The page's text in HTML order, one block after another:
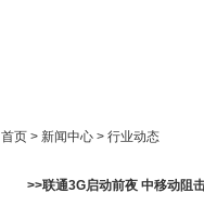
首页 > 新闻中心 > 行业动态
>>联通3G启动前夜 中移动阻